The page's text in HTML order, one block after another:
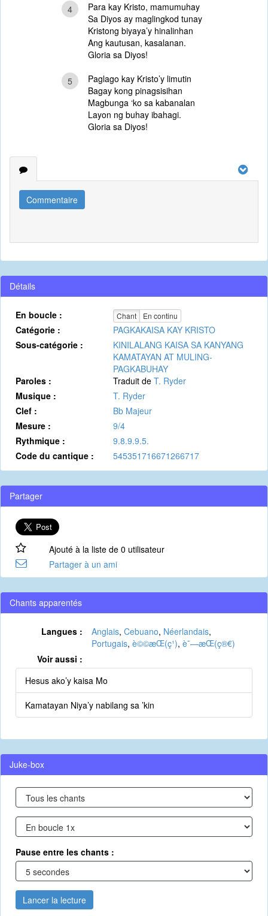
4
Para kay Kristo, mamumuhay
Sa Diyos ay maglingkod tunay
Kristong biyaya’y hinalinhan
Ang kautusan, kasalanan.
Gloria sa Diyos!
5
Paglago kay Kristo’y limutin
Bagay kong pinagsisihan
Magbunga ‘ko sa kabanalan
Layon ng buhay ibahagi.
Gloria sa Diyos!
Commentaire
Détails
En boucle : Chant En continu
Catégorie :
PAGKAKAISA KAY KRISTO
Sous-catégorie :
KINILALANG KAISA SA KANYANG
KAMATAYAN AT MULING-
PAGKABUHAY
Paroles :
Traduit de T. Ryder
Musique :
T. Ryder
Clef :
Bb Majeur
Mesure :
9/4
Rythmique :
9.8.9.9.5.
Code du cantique :
545351716671266717
Partager
Ajouté à la liste de 0 utilisateur
Partager à un ami
Chants apparentés
Langues : Anglais, Cebuano, Néerlandais,
Portugais, è©©æ­Œ(ç¹), è¯—æ­Œ(ç®€)
Voir aussi :
Hesus ako’y kaisa Mo
Kamatayan Niya’y nabilang sa ’kin
Juke-box
Pause entre les chants :
Lancer la lecture